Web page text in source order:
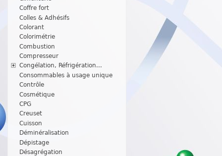
Coffre fort
Colles & Adhésifs
Colorant
Colorimétrie
Combustion
Compresseur
Congélation, Réfrigération...
Consommables à usage unique
Contrôle
Cosmétique
CPG
Creuset
Cuisson
Déminéralisation
Dépistage
Désagrégation